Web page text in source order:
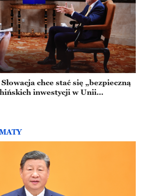
chce stać się „bezpieczną
inwestycji w Unii